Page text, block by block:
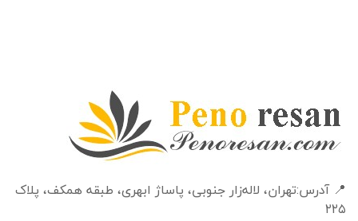
📍 آدرس:تهران، لاله‌زار جنوبی، پاساژ ابهری، طبقه‌ همکف، پلاک
۲۲۵